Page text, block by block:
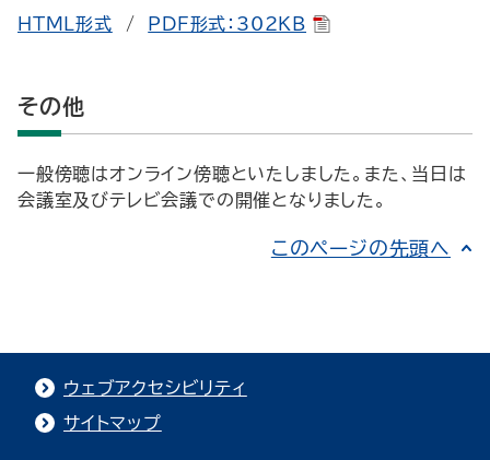
HTML形式 / PDF形式：302KB
その他
一般傍聴はオンライン傍聴といたしました。また、当日は
会議室及びテレビ会議での開催となりました。
このページの先頭へ
ウェブアクセシビリティ
サイトマップ